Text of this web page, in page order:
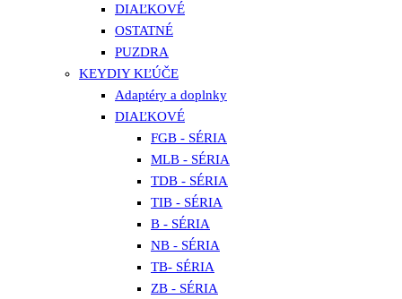
DIAĽKOVÉ
OSTATNÉ
PUZDRA
KEYDIY KĽÚČE
Adaptéry a doplnky
DIAĽKOVÉ
FGB - SÉRIA
MLB - SÉRIA
TDB - SÉRIA
TIB - SÉRIA
B - SÉRIA
NB - SÉRIA
TB- SÉRIA
ZB - SÉRIA